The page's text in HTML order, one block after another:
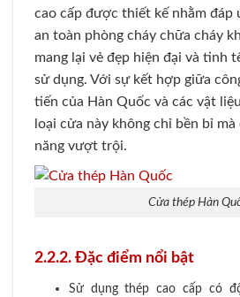
cao cấp được thiết kế nhằm đáp
an toàn phòng cháy chữa cháy
mang lại vẻ đẹp hiện đại và tinh
sử dụng. Với sự kết hợp giữa
tiến của Hàn Quốc và các vật
loại cửa này không chỉ bền bỉ
năng vượt trội.
Cửa thép Hàn
2.2.2. Đặc điểm nổi bật
Sử dụng thép cao cấp có